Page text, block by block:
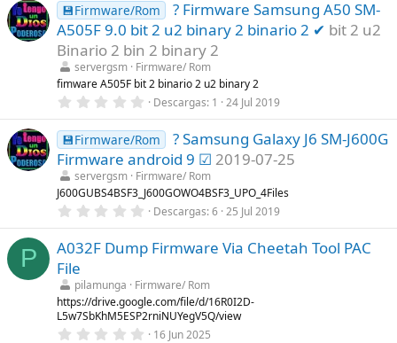
(
s
)
0
e
s
e
l
a
(
s
)
💾Firmware/Rom
? Firmware Samsung A50 SM-
A505F 9.0 bit 2 u2 binary 2 binario 2 ✔ bit 2 u2
Binario 2 bin 2 binary 2
servergsm Firmware/ Rom
fimware A505F bit 2 binario 2 u2 binary 2
0
0
0
e
s
t
r
e
l
(
Descargas 1 24 Jul 2019
💾Firmware/Rom
? Samsung Galaxy J6 SM-J600G
Firmware android 9 ☑ 2019-07-25
servergsm Firmware/ Rom
J600GUBS4BSF3_J600GOWO4BSF3_UPO_4Files
0
0
0
e
t
r
e
l
Descargas 6 25 Jul 2019
P
A032F Dump Firmware Via Cheetah Tool PAC
File
pilamunga
Firmware/ Rom
https://drive.google.com/file/d/16R0I2D-
L5w7SbKhM5ESP2rniNUYegV5Q/view
0 16 Jun 2025